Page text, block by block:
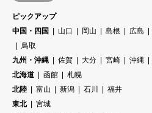
ピックアップ
中国・四国
山口 岡山 島根 広島
鳥取
九州・沖縄
佐賀 大分 宮崎 沖縄
北海道
函館
札幌
北陸
富山 新潟 石川
福井
東北
宮城